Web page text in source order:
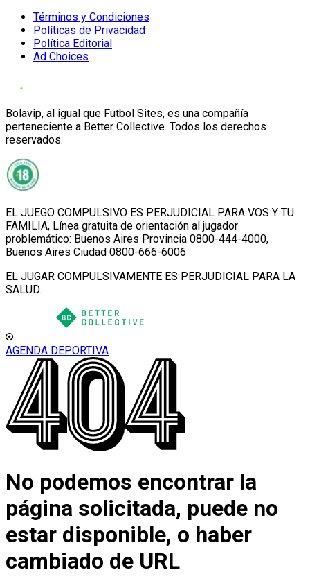
Términos y Condiciones
Políticas de Privacidad
Política Editorial
Ad Choices
Bolavip, al igual que Futbol Sites, es una compañía
perteneciente a Better Collective. Todos los derechos
reservados.
EL JUEGO COMPULSIVO ES PERJUDICIAL PARA VOS Y TU
FAMILIA, Línea gratuita de orientación al jugador
problemático: Buenos Aires Provincia 0800-444-4000,
Buenos Aires Ciudad 0800-666-6006
EL JUGAR COMPULSIVAMENTE ES PERJUDICIAL PARA LA
SALUD.
AGENDA DEPORTIVA
No podemos encontrar la
página solicitada, puede no
estar disponible, o haber
cambiado de URL